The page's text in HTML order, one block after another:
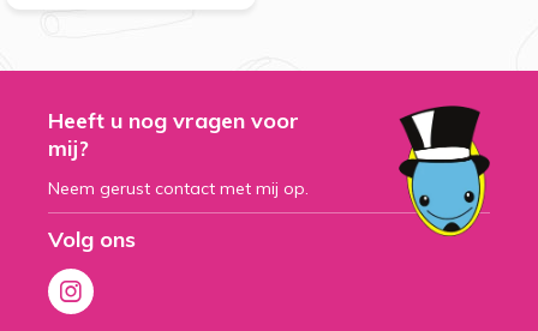
Heeft u nog vragen voor
mij?
Neem gerust contact met mij op.
Volg ons